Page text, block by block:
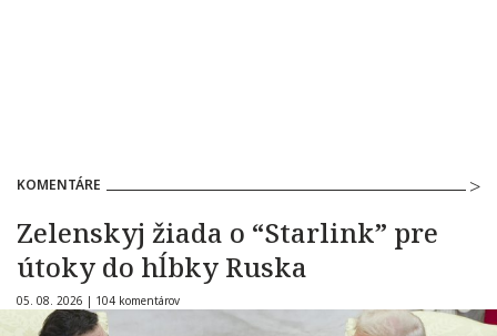
KOMENTÁRE
Zelenskyj žiada o “Starlink” pre
útoky do hĺbky Ruska
05. 08. 2026 | 104 komentárov